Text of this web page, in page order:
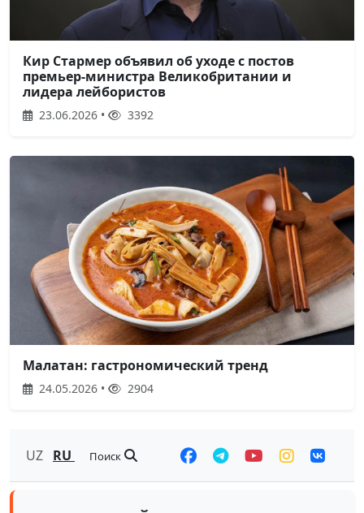
Кир Стармер объявил об уходе с постов
премьер-министра Великобритании и
лидера лейбористов
23.06.2026 • 3392
Малатан: гастрономический тренд
24.05.2026 • 2904
UZ RU Поиск